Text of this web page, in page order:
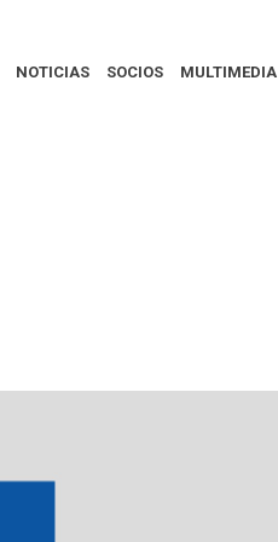
NOTICIAS SOCIOS MULTIMEDIA